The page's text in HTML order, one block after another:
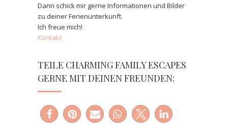
Dann schick mir gerne Informationen und Bilder
zu deiner Ferienunterkunft.
Ich freue mich!
Kontakt
TEILE CHARMING FAMILY ESCAPES
GERNE MIT DEINEN FREUNDEN: